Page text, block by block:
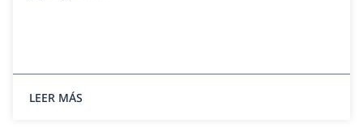
LEER MÁS